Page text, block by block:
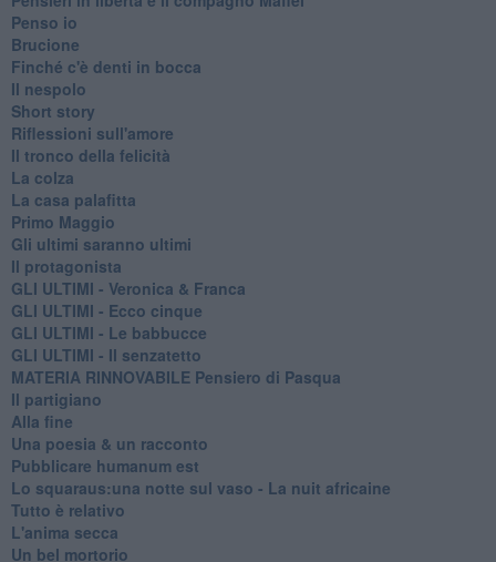
Penso io
Brucione
Finché c'è denti in bocca
Il nespolo
Short story
Riflessioni sull'amore
Il tronco della felicità
La colza
La casa palafitta
Primo Maggio
Gli ultimi saranno ultimi
Il protagonista
GLI ULTIMI - Veronica & Franca
GLI ULTIMI - Ecco cinque
GLI ULTIMI - Le babbucce
GLI ULTIMI - Il senzatetto
MATERIA RINNOVABILE Pensiero di Pasqua
Il partigiano
Alla fine
Una poesia & un racconto
Pubblicare humanum est
Lo squaraus:una notte sul vaso - La nuit africaine
Tutto è relativo
L'anima secca
Un bel mortorio